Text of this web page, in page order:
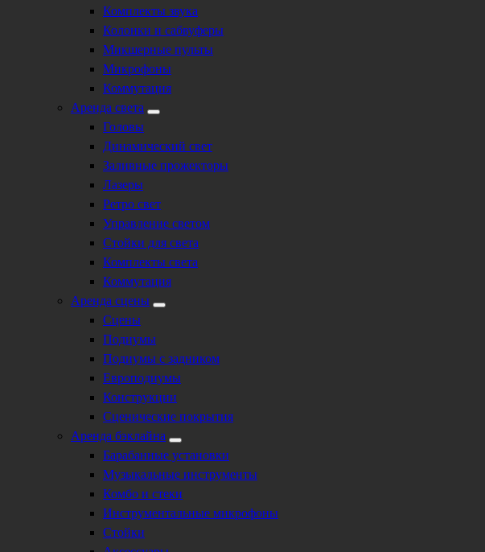
Комплекты звука
Колонки и сабвуферы
Микшерные пульты
Микрофоны
Коммутация
Аренда света
Головы
Динамический свет
Заливные прожекторы
Лазеры
Ретро свет
Управление светом
Стойки для света
Комплекты света
Коммутация
Аренда сцены
Сцены
Подиумы
Подиумы с задником
Европодиумы
Конструкции
Сценические покрытия
Аренда бэклайна
Барабанные установки
Музыкальные инструменты
Комбо и стеки
Инструментальные микрофоны
Стойки